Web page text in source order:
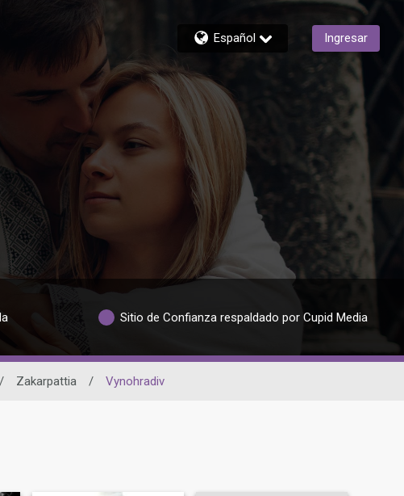
Español Ingresar
Sitio de Confianza respaldado por Cupid Media
/ Zakarpattia / Vynohradiv